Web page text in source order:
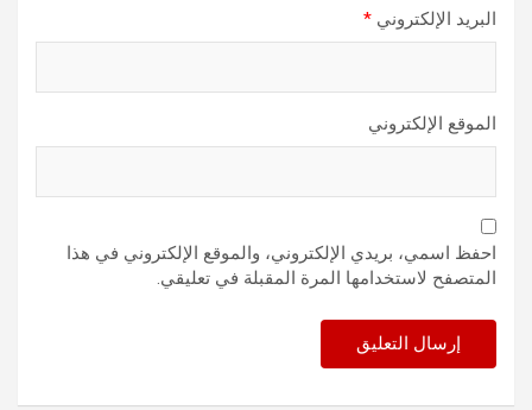
البريد الإلكتروني *
الموقع الإلكتروني
احفظ اسمي، بريدي الإلكتروني، والموقع الإلكتروني في هذا
المتصفح لاستخدامها المرة المقبلة في تعليقي.